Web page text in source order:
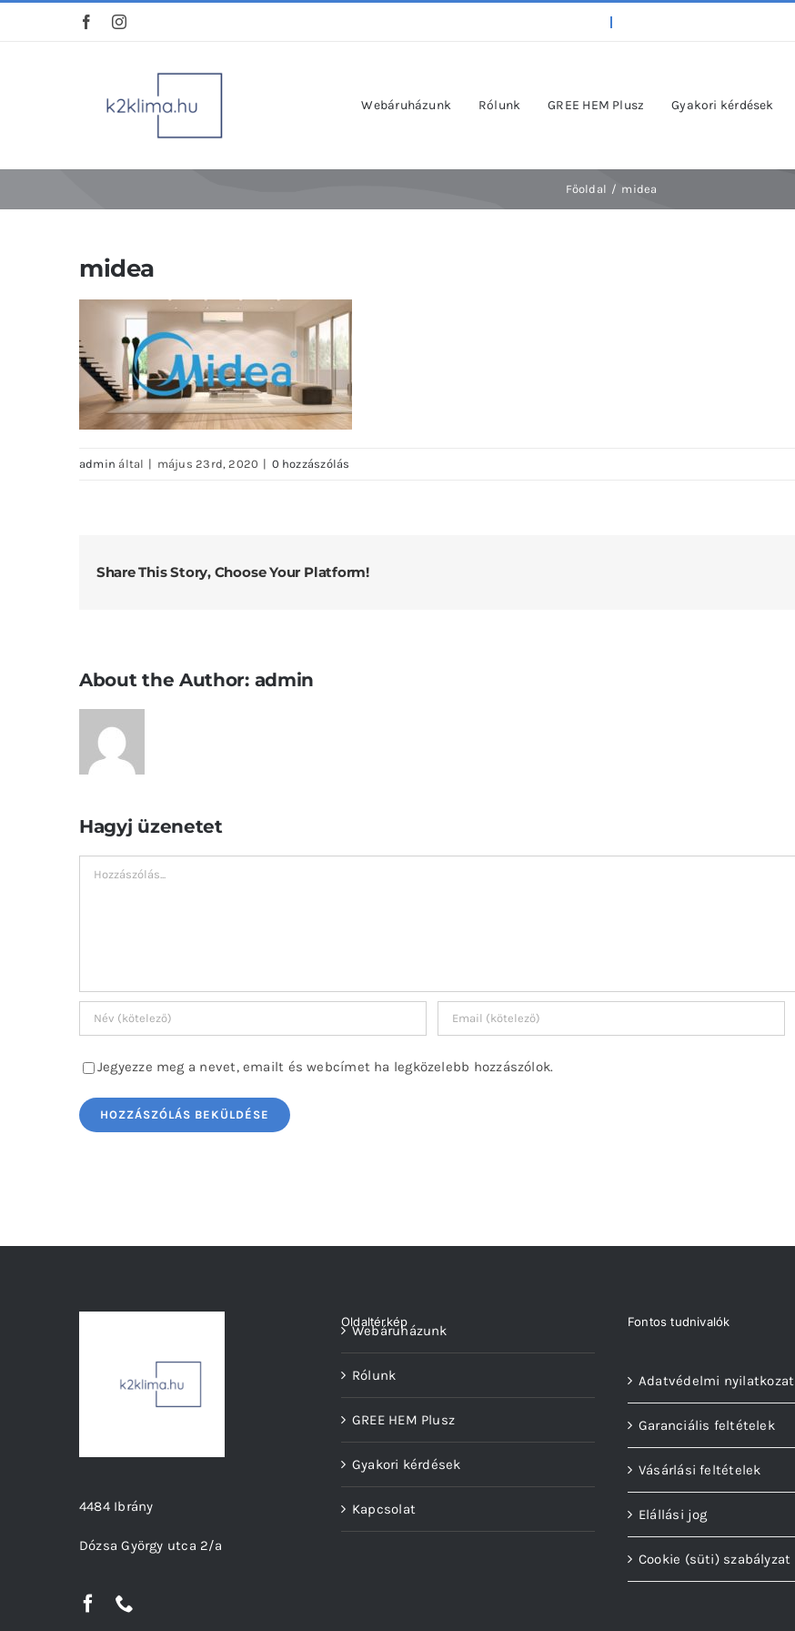
Webáruházunk Rólunk GREE HEM Plusz Gyakori kérdések
Főoldal midea
midea
admin által | május 23rd, 2020 | 0 hozzászólás
Share This Story, Choose Your Platform!
About the Author: admin
Hagyj üzenetet
Hozzászólás
Jegyezze meg a nevet, emailt és webcímet ha legközelebb hozzászólok.
4484 Ibrány
Dózsa György utca 2/a
Oldaltérkép
Webáruházunk
Rólunk
GREE HEM Plusz
Gyakori kérdések
Kapcsolat
Fontos tudnivalók
Adatvédelmi nyilatkozat
Garanciális feltételek
Vásárlási feltételek
Elállási jog
Cookie (süti) szabályzat